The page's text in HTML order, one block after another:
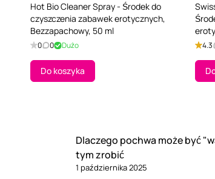
Hot Bio Cleaner Spray - Środek do
czyszczenia zabawek erotycznych,
Bezzapachowy, 50 ml
0 0 Dużo
Do koszyka
4.3
Dlaczego pochwa może być
tym zrobić
1 października 2025